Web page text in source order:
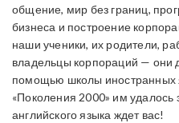
общение, мир без границ,
бизнеса и построение
наши ученики, их родители,
владельцы корпораций — они
помощью школы иностранных
«Поколения 2000» им удалось
английского языка ждет вас!